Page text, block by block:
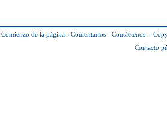
Comienzo de la página - Comentarios - Contáctenos -
Contacto